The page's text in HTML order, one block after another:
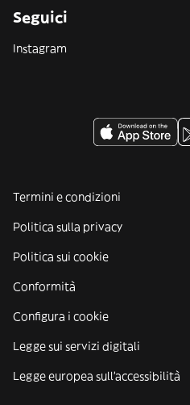
Seguici
Instagram
Termini e condizioni
Politica sulla privacy
Politica sui cookie
Conformità
Configura i cookie
Legge sui servizi digitali
Legge europea sull'accessibilità